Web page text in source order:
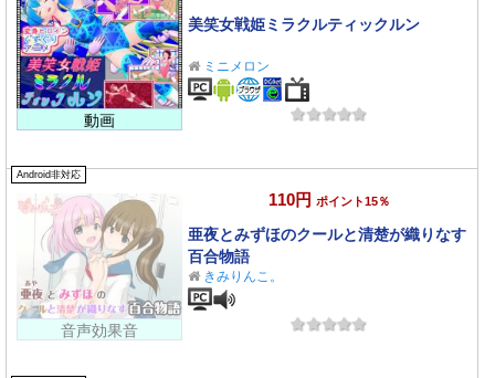
動画
美笑女戦姫ミラクルティックルン
ミニメロン
Android非対応
音声効果音
110円 ポイント15％
亜夜とみずほのクールと清楚が織りなす
百合物語
きみりんこ。